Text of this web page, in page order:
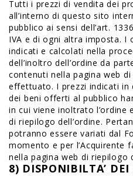
Tutti i prezzi di vendita dei
all’interno di questo sito
pubblico ai sensi dell’art.
IVA e di ogni altra imposta. I
indicati e calcolati nella
dell’inoltro dell’ordine da
contenuti nella pagina web di
effettuato. I prezzi indicati in
dei beni offerti al pubblico
in cui viene inoltrato l’ordine
di riepilogo dell’ordine.
potranno essere variati dal
momento e per l’Acquirente
nella pagina web di riepilogo
8) DISPONIBILTA’